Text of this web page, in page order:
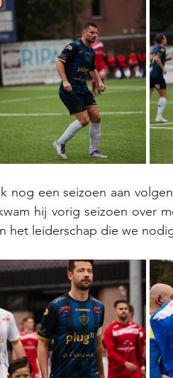
nog een seizoen aan
hij vorig seizoen over
het leiderschap die we